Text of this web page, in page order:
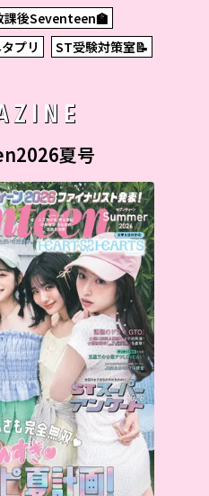
課後Seventeen🏫
プリ
ST受験対策室📝
夏号